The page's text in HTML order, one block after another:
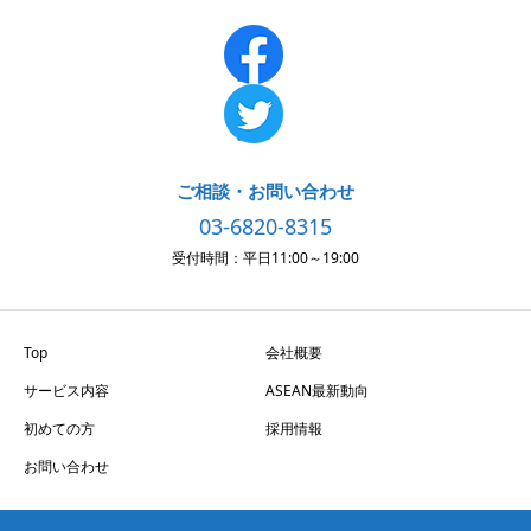
ご相談・お問い合わせ
03-6820-8315
受付時間：平日11:00～19:00
Top
会社概要
サービス内容
ASEAN最新動向
初めての方
採用情報
お問い合わせ